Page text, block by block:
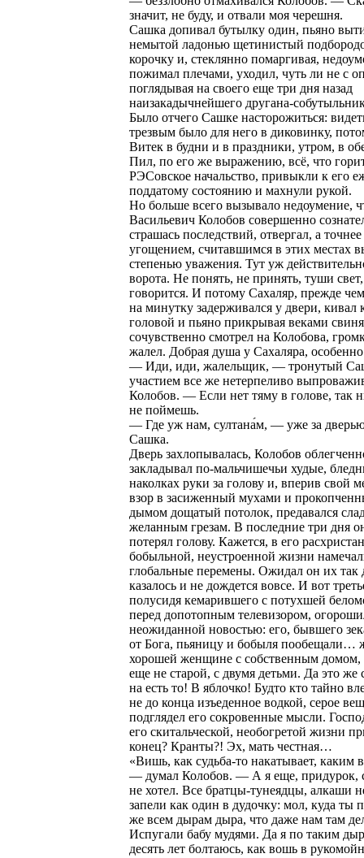
значит, не буду, и отвали моя черешня.
Сашка допивал бутылку один, пьяно
немытой ладонью щетинистый
корочку и, стеклянно помаргивая,
пожимал плечами, уходил, чуть ли не с
поглядывая на своего еще три дня назад
наизакадычнейшего другана-
Было отчего Сашке насторожиться:
трезвым было для него в диковинку,
Витек в будни и в праздники, утром, в
Пил, по его же выражению, всё, что
РЭСовское начальство, привыкли к его
поддатому состоянию и махнули рукой.
Но больше всего вызывало недоумение,
Васильевич Колобов совершенно
страшась последствий, отвергал, а
угощением, считавшимся в этих местах
степенью уважения. Тут уж
ворота. Не понять, не принять, туши
говорится. И потому Сахаляр, прежде
на минутку задерживался у двери, кивал
головой и пьяно прикрывая веками
сочувственно смотрел на Колобова,
жалел. Добрая душа у Сахаляра,
— Иди, иди, жалельщик, — тронутый
участием все же нетерпеливо
Колобов. — Если нет тяму в голове, так
не поймешь.
— Где уж нам, султана́м, — уже за
Сашка.
Дверь захлопывалась, Колобов
закладывал по-мальчишечьи худые,
наколках руки за голову и, вперив свой
взор в засиженный мухами и
дымом дощатый потолок, предавался
желанным грезам. В последние три дня
потерял голову. Кажется, в его
бобыльной, неустроенной жизни
глобальные перемены. Ожидал он их так
казалось и не дождется вовсе. И вот
полусидя кемарившего с потухшей
перед допотопным телевизором,
неожиданной новостью: его, бывшего
от Бога, пьяницу и бобыля пообещали…
хорошей женщине с собственным домом,
еще не старой, с двумя детьми. Да это же
на есть то! В яблочко! Будто кто тайно
не до конца изъеденное водкой, серое
подглядел его сокровенные мысли.
его скитальческой, необогретой жизни
конец? Кранты?! Эх, мать честная…
«Вишь, как судьба-то накатывает, каким
— думал Колобов. — А я еще, придурок,
не хотел. Все братцы-тунеядцы, алкаши
запели как один в дудочку: мол, куда ты
же всем дырам дыра, что даже нам там
Испугали бабу мудями. Да я по таким
десять лет болтаюсь, как вошь в